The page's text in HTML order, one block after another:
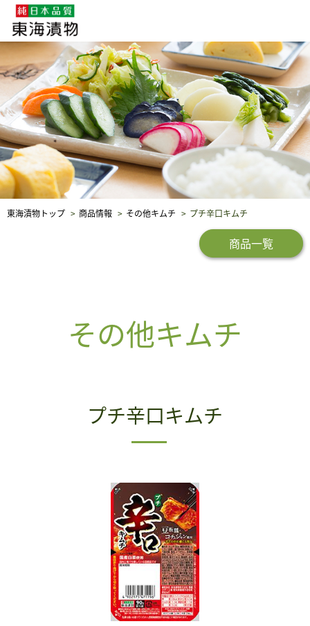
企業・採用情報 社会貢献 品質保証
東海漬物トップ 商品情報 その他キムチ プチ辛口キムチ
商品一覧
その他キムチ
プチ辛口キムチ